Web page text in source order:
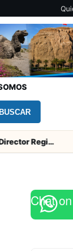
SERNAC pidió la renuncia a Director Regional (s) de Arica por contratar solo a militantes del Gobierno
Chat